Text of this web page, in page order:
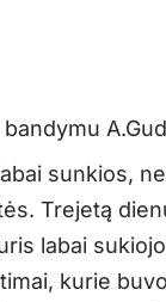
sunkios,
Trejetą
labai
kurie